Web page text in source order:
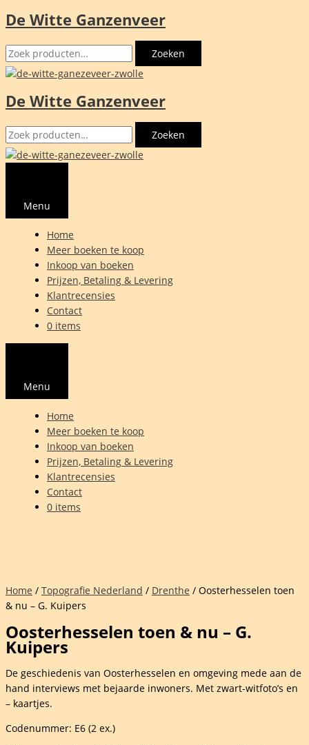
Ga
de
inhoud
De Witte Ganzenveer
Zoeken
naar:
Zoeken
De Witte Ganzenveer
Zoeken
naar:
Zoeken
Menu
Home
Meer boeken te koop
Inkoop van boeken
Prijzen, Betaling & Levering
Klantrecensies
Contact
0 items
Menu
Home
Meer boeken te koop
Inkoop van boeken
Prijzen, Betaling & Levering
Klantrecensies
Contact
0 items
Home / Topografie Nederland / Drenthe / Oosterhesselen toen
& nu – G. Kuipers
Oosterhesselen toen & nu – G.
Kuipers
De geschiedenis van Oosterhesselen en omgeving mede aan de
hand interviews met bejaarde inwoners. Met zwart-witfoto’s en
– kaartjes.
Codenummer: E6 (2 ex.)